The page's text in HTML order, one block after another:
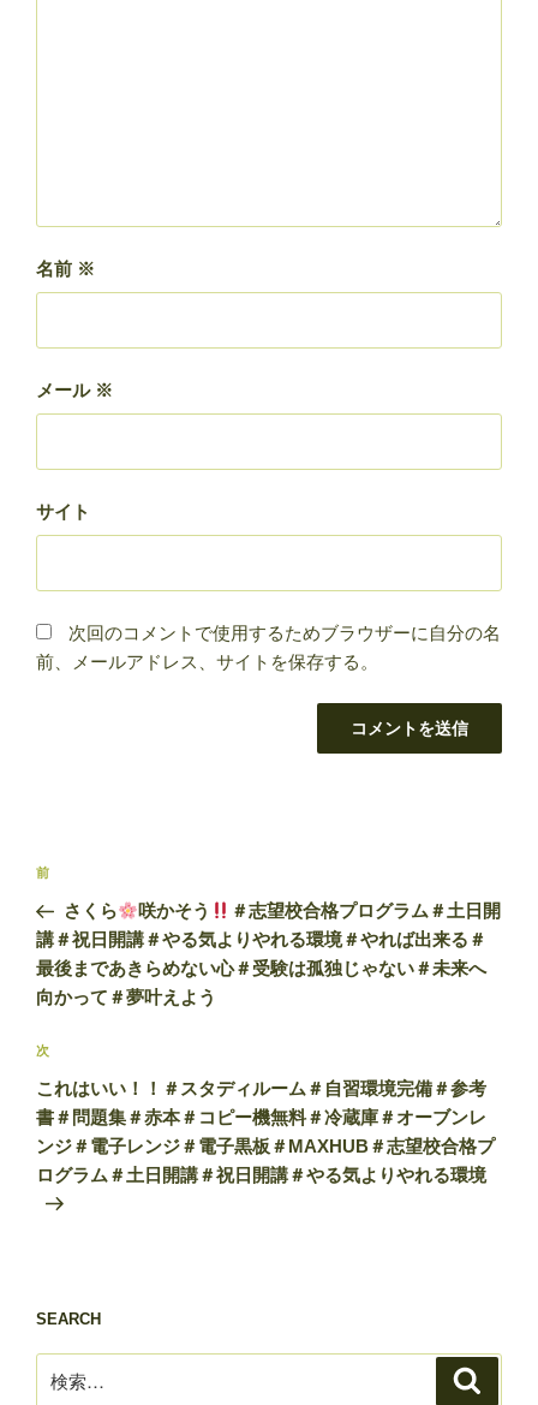
名前 ※
メール ※
サイト
次回のコメントで使用するためブラウザーに自分の名
前、メールアドレス、サイトを保存する。
投
ナ
ビ
ゲ
シ
ョ
ン
前
の
投
稿
前
さくら 咲かそう
＃志望校合格プログラム＃土日開
講＃祝日開講＃やる気よりやれる環境＃やれば出来る＃
最後まであきらめない心＃受験は孤独じゃない＃未来へ
向かって＃夢叶えよう
次
の
投
稿
次
これはいい！！＃スタディルーム＃自習環境完備＃参考
書＃問題集＃赤本＃コピー機無料＃冷蔵庫＃オーブンレ
ンジ＃電子レンジ＃電子黒板＃MAXHUB＃志望校合格プ
ログラム＃土日開講＃祝日開講＃やる気よりやれる環境
SEARCH
索: